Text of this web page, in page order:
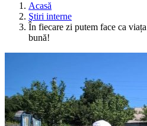
Acasă
Ştiri interne
În fiecare zi putem face ca
bună!